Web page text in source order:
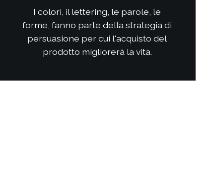
Come questi nuovi media
interagiscono con i consumatori?
Come interagire con clienti/utenti
Come comporre la strategia di